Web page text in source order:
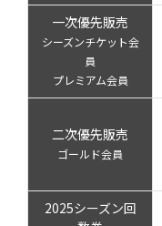
一次優先販売
シーズンチケット会
員
プレミアム会員
二次優先販売
ゴールド会員
2025シーズン回